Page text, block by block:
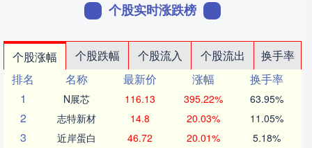
个股实时涨跌榜
个股涨幅 个股跌幅 个股流入 个股流出
换手率
排名
名称 最新价 涨幅
换手率
1
N展芯 116.13 395.22% 63.95%
2 志特新材 14.8 20.03% 11.05%
3 近岸蛋白 46.72 20.01% 5.18%